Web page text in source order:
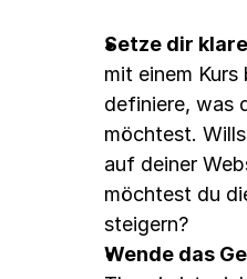
Setze dir
mit einem Kurs
definiere, was
möchtest.
auf deiner
möchtest du
steigern?
Wende das